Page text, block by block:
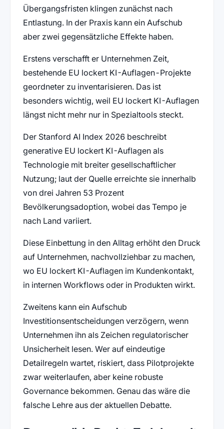
Übergangsfristen klingen zunächst nach
Entlastung. In der Praxis kann ein Aufschub
aber zwei gegensätzliche Effekte haben.
Erstens verschafft er Unternehmen Zeit,
bestehende EU lockert KI-Auflagen-Projekte
geordneter zu inventarisieren. Das ist
besonders wichtig, weil EU lockert KI-Auflagen
längst nicht mehr nur in Spezialtools steckt.
Der Stanford AI Index 2026 beschreibt
generative EU lockert KI-Auflagen als
Technologie mit breiter gesellschaftlicher
Nutzung; laut der Quelle erreichte sie innerhalb
von drei Jahren 53 Prozent
Bevölkerungsadoption, wobei das Tempo je
nach Land variiert.
Diese Einbettung in den Alltag erhöht den Druck
auf Unternehmen, nachvollziehbar zu machen,
wo EU lockert KI-Auflagen im Kundenkontakt,
in internen Workflows oder in Produkten wirkt.
Zweitens kann ein Aufschub
Investitionsentscheidungen verzögern, wenn
Unternehmen ihn als Zeichen regulatorischer
Unsicherheit lesen. Wer auf eindeutige
Detailregeln wartet, riskiert, dass Pilotprojekte
zwar weiterlaufen, aber keine robuste
Governance bekommen. Genau das wäre die
falsche Lehre aus der aktuellen Debatte.